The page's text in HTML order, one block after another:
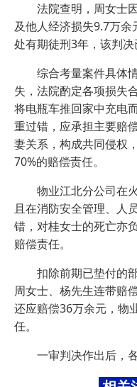
法院查明，周女士
及他人经济损失9.7万
处有期徒刑3年，该判决
综合考量案件具体
失，法院酌定各项损失
将电瓶车推回家中充电
重过错，应承担主要赔
妻关系，构成共同侵权
70%的赔偿责任。
物业江北分公司在
且在消防安全管理、人
错，对桂女士的死亡亦
赔偿责任。
扣除前期已垫付的
周女士、杨先生连带赔
还应赔偿36万余元，物
任。
一审判决作出后，